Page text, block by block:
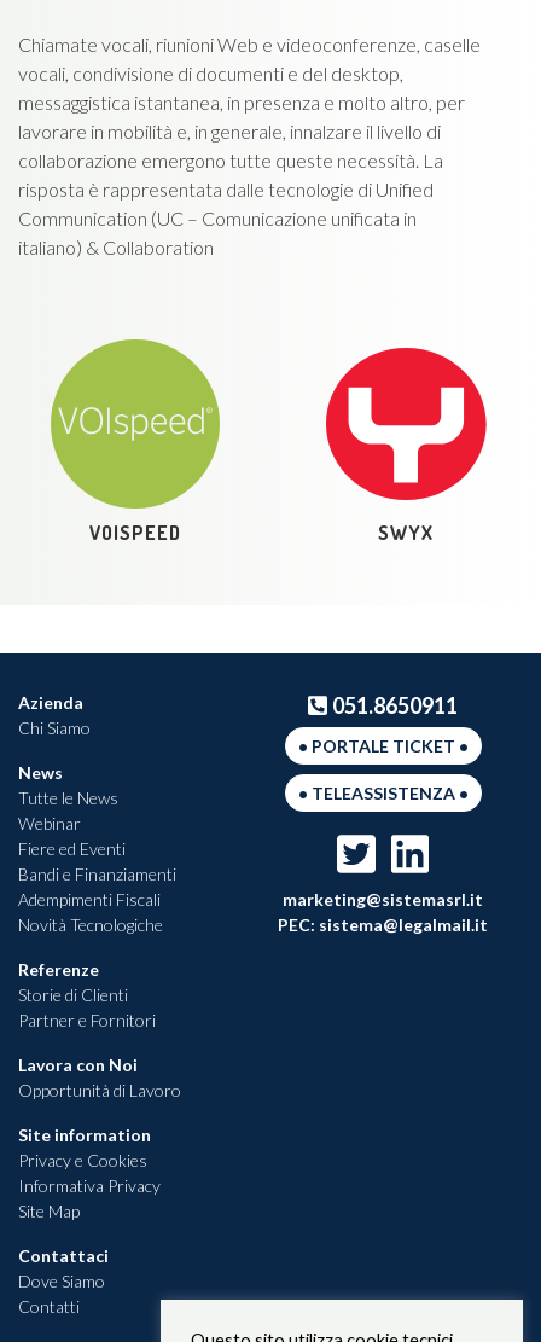
Chiamate vocali, riunioni Web e videoconferenze, caselle
vocali, condivisione di documenti e del desktop,
messaggistica istantanea, in presenza e molto altro, per
lavorare in mobilità e, in generale, innalzare il livello di
collaborazione emergono tutte queste necessità. La
risposta è rappresentata dalle tecnologie di Unified
Communication (UC – Comunicazione unificata in
italiano) & Collaboration
VOISPEED SWYX
Azienda
Chi Siamo
News
Tutte le News
Webinar
Fiere ed Eventi
Bandi e Finanziamenti
Adempimenti Fiscali
Novità Tecnologiche
Referenze
Storie di Clienti
Partner e Fornitori
Lavora con Noi
Opportunità di Lavoro
Site information
Privacy e Cookies
Informativa Privacy
Site Map
Contattaci
Dove Siamo
Contatti
051.8650911
• PORTALE TICKET •
• TELEASSISTENZA •
marketing@sistemasrl.it
PEC: sistema@legalmail.it